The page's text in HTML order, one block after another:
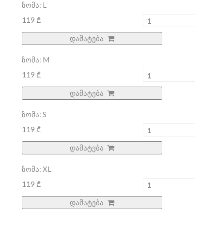
ზომა: L
119 ₾
დამატება
ზომა: M
119 ₾
დამატება
ზომა: S
119 ₾
დამატება
ზომა: XL
119 ₾
დამატება